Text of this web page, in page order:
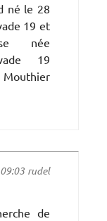
né le 28
19 et
née
19
rudel
de